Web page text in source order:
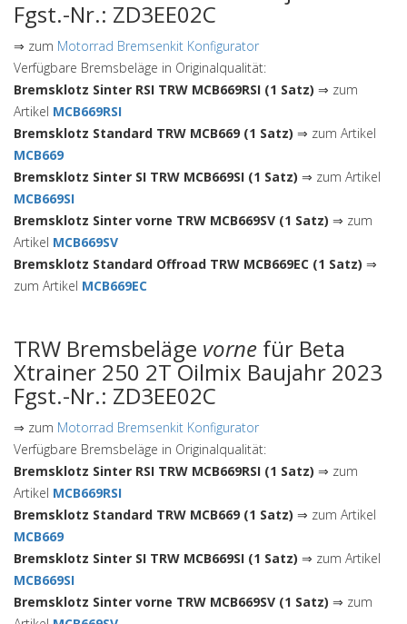
Fgst.-Nr.: ZD3EE02C
⇒ zum Motorrad Bremsenkit Konfigurator
Verfügbare Bremsbeläge in Originalqualität:
Bremsklotz Sinter RSI TRW MCB669RSI (1 Satz) ⇒ zum
Artikel MCB669RSI
Bremsklotz Standard TRW MCB669 (1 Satz) ⇒ zum Artikel
MCB669
Bremsklotz Sinter SI TRW MCB669SI (1 Satz) ⇒ zum Artikel
MCB669SI
Bremsklotz Sinter vorne TRW MCB669SV (1 Satz) ⇒ zum
Artikel MCB669SV
Bremsklotz Standard Offroad TRW MCB669EC (1 Satz) ⇒
zum Artikel MCB669EC
TRW Bremsbeläge vorne für Beta
Xtrainer 250 2T Oilmix Baujahr 2023
Fgst.-Nr.: ZD3EE02C
⇒ zum Motorrad Bremsenkit Konfigurator
Verfügbare Bremsbeläge in Originalqualität:
Bremsklotz Sinter RSI TRW MCB669RSI (1 Satz) ⇒ zum
Artikel MCB669RSI
Bremsklotz Standard TRW MCB669 (1 Satz) ⇒ zum Artikel
MCB669
Bremsklotz Sinter SI TRW MCB669SI (1 Satz) ⇒ zum Artikel
MCB669SI
Bremsklotz Sinter vorne TRW MCB669SV (1 Satz) ⇒ zum